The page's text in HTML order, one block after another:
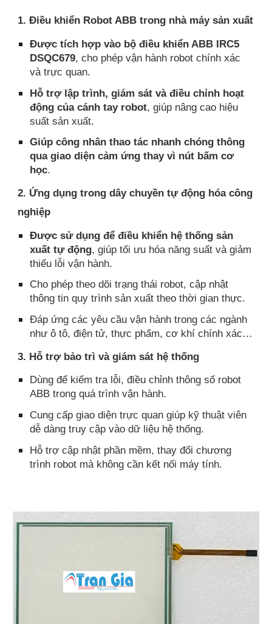
1. Điều khiển Robot ABB trong nhà máy sản xuất
Được tích hợp vào bộ điều khiển ABB IRC5
DSQC679, cho phép vận hành robot chính xác
và trực quan.
Hỗ trợ lập trình, giám sát và điều chỉnh hoạt
động của cánh tay robot, giúp nâng cao hiệu
suất sản xuất.
Giúp công nhân thao tác nhanh chóng thông
qua giao diện cảm ứng thay vì nút bấm cơ
học.
2. Ứng dụng trong dây chuyền tự động hóa công
nghiệp
Được sử dụng để điều khiển hệ thống sản
xuất tự động, giúp tối ưu hóa năng suất và giảm
thiểu lỗi vận hành.
Cho phép theo dõi trạng thái robot, cập nhật
thông tin quy trình sản xuất theo thời gian thực.
Đáp ứng các yêu cầu vận hành trong các ngành
như ô tô, điện tử, thực phẩm, cơ khí chính xác…
3. Hỗ trợ bảo trì và giám sát hệ thống
Dùng để kiểm tra lỗi, điều chỉnh thông số robot
ABB trong quá trình vận hành.
Cung cấp giao diện trực quan giúp kỹ thuật viên
dễ dàng truy cập vào dữ liệu hệ thống.
Hỗ trợ cập nhật phần mềm, thay đổi chương
trình robot mà không cần kết nối máy tính.